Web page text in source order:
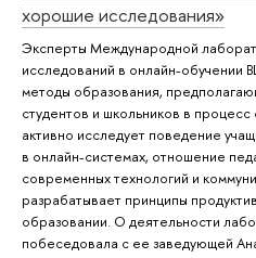
хорошие исследования»
Эксперты Международной
исследований в онлайн-обучении
методы образования,
студентов и школьников в
активно исследует поведение
в онлайн-системах, отношение
современных технологий и
разрабатывает принципы
образовании. О деятельности
побеседовала с ее заведующей